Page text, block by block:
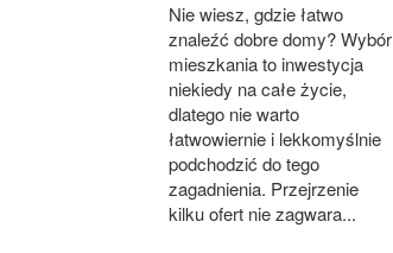
Nie wiesz, gdzie łatwo
znaleźć dobre domy? Wybór
mieszkania to inwestycja
niekiedy na całe życie,
dlatego nie warto
łatwowiernie i lekkomyślnie
podchodzić do tego
zagadnienia. Przejrzenie
kilku ofert nie zagwara...